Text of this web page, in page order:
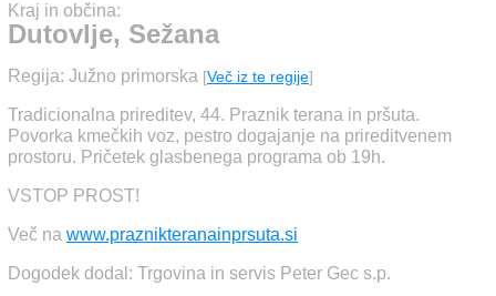
Kraj in občina:
Dutovlje, Sežana
Regija: Južno primorska [Več iz te regije]
Tradicionalna prireditev, 44. Praznik terana in pršuta.
Povorka kmečkih voz, pestro dogajanje na prireditvenem
prostoru. Pričetek glasbenega programa ob 19h.
VSTOP PROST!
Več na www.praznikteranainprsuta.si
Dogodek dodal: Trgovina in servis Peter Gec s.p.